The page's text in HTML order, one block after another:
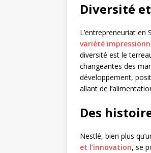
Diversité
L’entrepreneuriat
variété
diversité est le
changeantes des
développement,
allant de
Des
Nestlé, bien plus
et l’innovation, se